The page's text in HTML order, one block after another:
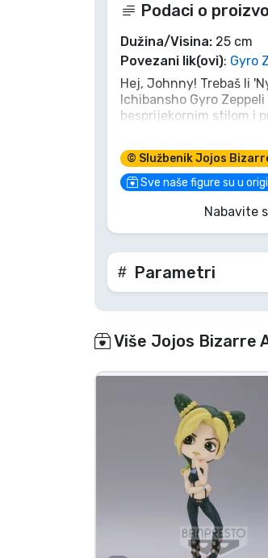
Podaci o
Dužina/Visina: 25 cm
Povezani lik(ovi): Gyro
Hej, Johnny! Trebaš li
Ichibansho Gyro
besprijekornim stilom i
pružiti, ovo remek-
Ne dopusti da ti ova
© Službenik Jojos
Sve naše figure su u
Nabavite
Parametri
Više Jojos Bizarre
Glazbeni proizvodi
Vrste proizvoda